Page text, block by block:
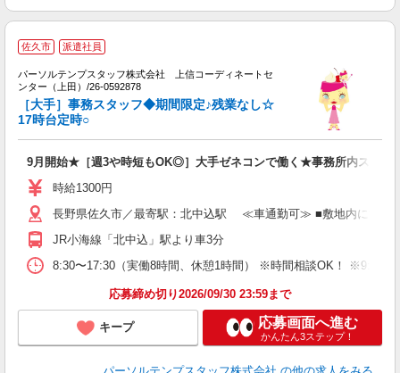
佐久市 派遣社員
パーソルテンプスタッフ株式会社 上信コーディネートセ
ンター（上田）/26-0592878
［大手］事務スタッフ◆期間限定♪残業なし☆
17時台定時○
9月開始★［週3や時短もOK◎］大手ゼネコンで働く★事務所内スタッ
時給1300円
長野県佐久市／最寄駅：北中込駅 ≪車通勤可≫ ■敷地内に無料
JR小海線「北中込」駅より車3分
8:30〜17:30（実働8時間、休憩1時間） ※時間相談OK！ ※9:00〜
応募締め切り2026/09/30 23:59まで
キープ 応募画面へ進む
かんたん3ステップ！